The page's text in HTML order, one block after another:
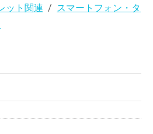
ット関連
スマートフォン・タ